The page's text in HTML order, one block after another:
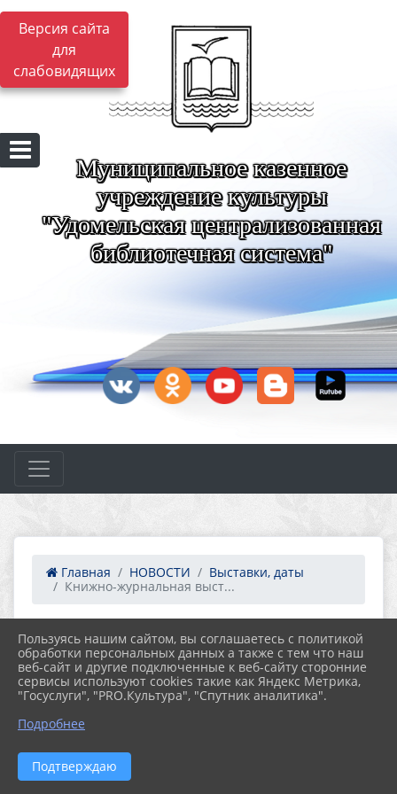
Версия сайта
для
слабовидящих
Муниципальное казенное
учреждение культуры
"Удомельская централизованная
библиотечная система"
Главная НОВОСТИ
Выставки, даты
Книжно-журнальная выст...
12.02.2025 09:59 78
КНИЖНО-ЖУРНАЛЬНАЯ ВЫСТАВКА
«ПАРАД ВОЕННОЙ ТЕХНИКИ»
Пользуясь нашим сайтом, вы соглашаетесь с политикой
обработки персональных данных а также с тем что наш
веб-сайт и другие подключенные к веб-сайту сторонние
сервисы используют cookies такие как Яндекс Метрика,
"Госуслуги", "PRO.Культура", "Спутник аналитика".
Подробнее
Подтверждаю